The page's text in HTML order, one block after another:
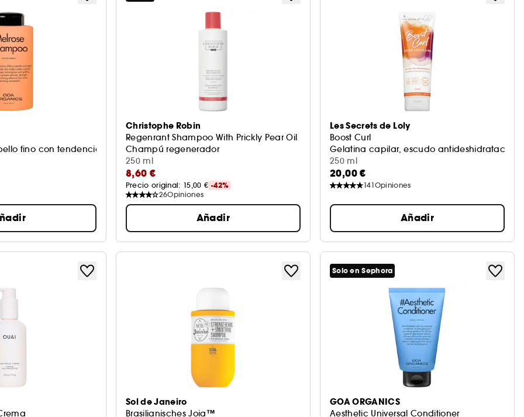
fino con tendencia grasa
Christophe Robin
Regenrant Shampoo With Prickly Pear Oil
Champú regenerador
250 ml
8,60 €
Precio original: 15,00 € -42%
26Opiniones
Añadir
Les Secrets de Loly
Boost Curl
Gelatina capilar, escudo antideshidratación
250 ml
20,00 €
141Opiniones
Añadir
Sol de Janeiro
Brasilianisches Joia™
Solo en Sephora
GOA ORGANICS
Aesthetic Universal Conditioner